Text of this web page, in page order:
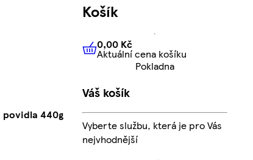
povidla 440g
Košík
0,00 KčAktuální cena košíku
0,00 Kč
Aktuální cena košíku
Pokladna
Váš košík
Vyberte službu, která je pro Vás
nejvhodnější